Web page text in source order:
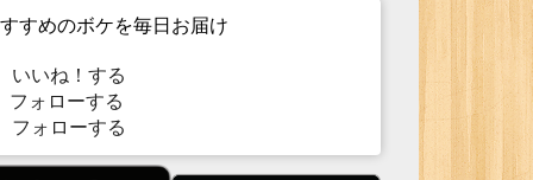
すめのボケを毎日お届け
いいね！する
ォローする
フォローする